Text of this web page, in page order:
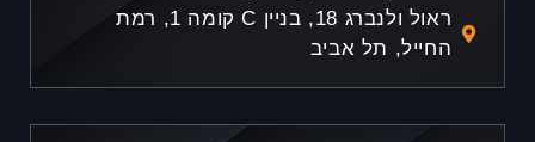
ראול ולנברג 18, בניין C קומה 1, רמת
החייל, תל אביב